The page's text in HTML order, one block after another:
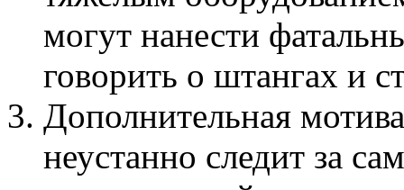
могут нанести
говорить о штангах и
Дополнительная
неустанно следит за